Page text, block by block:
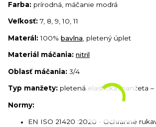
Farba: prírodná, máčanie modrá
Veľkosť: 7, 8, 9, 10, 11
Materál:100% bavlna , pletený úplet
Materiál máčania: nitril
Oblasť máčania: 3/4
Typ manžety: pletená elastická manžeta
Normy:
EN ISO 21420 :2020 - Ochranné